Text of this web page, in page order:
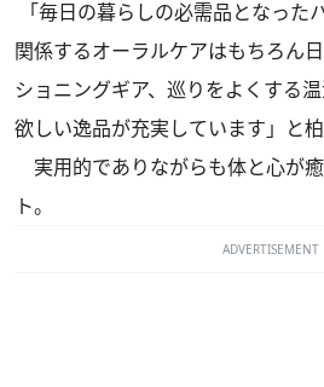
「毎日の暮らしの必需品となった
関係するオーラルケアはもちろん
ショニングギア、巡りをよくする
欲しい逸品が充実しています」と柏
実用的でありながらも体と心が
ト。
ADVERTISEMENT